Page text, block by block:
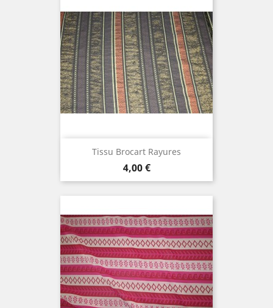
Tissu Brocart Rayures
Prix
4,00 €